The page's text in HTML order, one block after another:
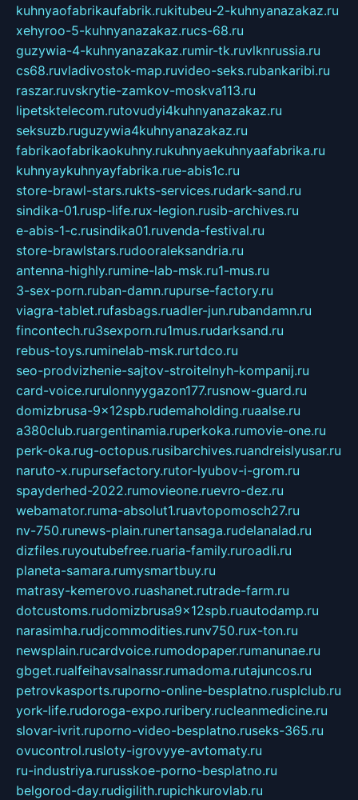
kuhnyaofabrikaufabrik.rukitubeu-2-kuhnyanazakaz.ru
xehyroo-5-kuhnyanazakaz.rucs-68.ru
guzywia-4-kuhnyanazakaz.rumir-tk.ruvlknrussia.ru
cs68.ruvladivostok-map.ruvideo-seks.rubankaribi.ru
raszar.ruvskrytie-zamkov-moskva113.ru
lipetsktelecom.rutovudyi4kuhnyanazakaz.ru
seksuzb.ruguzywia4kuhnyanazakaz.ru
fabrikaofabrikaokuhny.rukuhnyaekuhnyaafabrika.ru
kuhnyaykuhnyayfabrika.rue-abis1c.ru
store-brawl-stars.rukts-services.rudark-sand.ru
sindika-01.rusp-life.rux-legion.rusib-archives.ru
e-abis-1-c.rusindika01.ruvenda-festival.ru
store-brawlstars.rudooraleksandria.ru
antenna-highly.rumine-lab-msk.ru1-mus.ru
3-sex-porn.ruban-damn.rupurse-factory.ru
viagra-tablet.rufasbags.ruadler-jun.rubandamn.ru
fincontech.ru3sexporn.ru1mus.rudarksand.ru
rebus-toys.ruminelab-msk.rurtdco.ru
seo-prodvizhenie-sajtov-stroitelnyh-kompanij.ru
card-voice.rurulonnyygazon177.rusnow-guard.ru
domizbrusa-9x12spb.rudemaholding.ruaalse.ru
a380club.ruargentinamia.ruperkoka.rumovie-one.ru
perk-oka.rug-octopus.rusibarchives.ruandreislyusar.ru
naruto-x.rupursefactory.rutor-lyubov-i-grom.ru
spayderhed-2022.rumovieone.ruevro-dez.ru
webamator.ruma-absolut1.ruavtopomosch27.ru
nv-750.runews-plain.runertansaga.rudelanalad.ru
dizfiles.ruyoutubefree.ruaria-family.ruroadli.ru
planeta-samara.rumysmartbuy.ru
matrasy-kemerovo.ruashanet.rutrade-farm.ru
dotcustoms.rudomizbrusa9x12spb.ruautodamp.ru
narasimha.rudjcommodities.runv750.rux-ton.ru
newsplain.rucardvoice.rumodopaper.rumanunae.ru
gbget.rualfeihavsalnassr.rumadoma.rutajuncos.ru
petrovkasports.ruporno-online-besplatno.rusplclub.ru
york-life.rudoroga-expo.ruribery.rucleanmedicine.ru
slovar-ivrit.ruporno-video-besplatno.ruseks-365.ru
ovucontrol.rusloty-igrovyye-avtomaty.ru
ru-industriya.rurusskoe-porno-besplatno.ru
belgorod-day.rudigilith.rupichkurovlab.ru